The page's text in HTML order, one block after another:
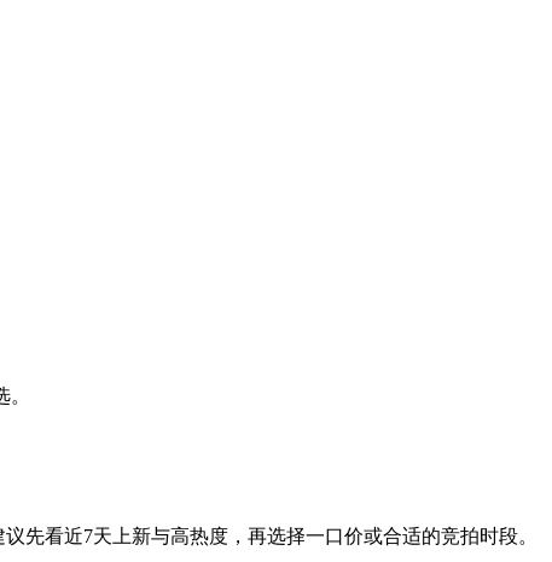
先看近7天上新与高热度，再选择一口价或合适的竞拍时段。